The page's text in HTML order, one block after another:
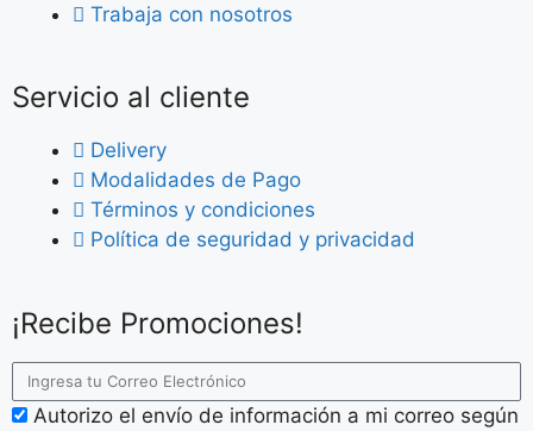
Trabaja con nosotros
Servicio al cliente
Delivery
Modalidades de Pago
Términos y condiciones
Política de seguridad y privacidad
¡Recibe Promociones!
Autorizo el envío de información a mi correo según